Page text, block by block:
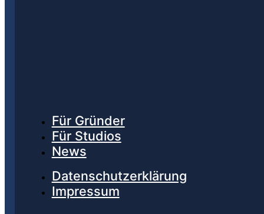
Für Gründer
Für Studios
News
Datenschutzerklärung
Impressum